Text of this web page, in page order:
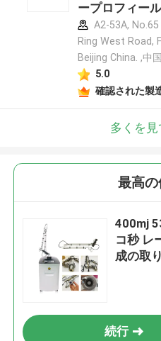
ープロフィール
A2-53A,
Ring West Road,
Beijing China. ,中国
5.0
確認された製
多くを
最高
400mj
コ秒 レ
成の取
続行